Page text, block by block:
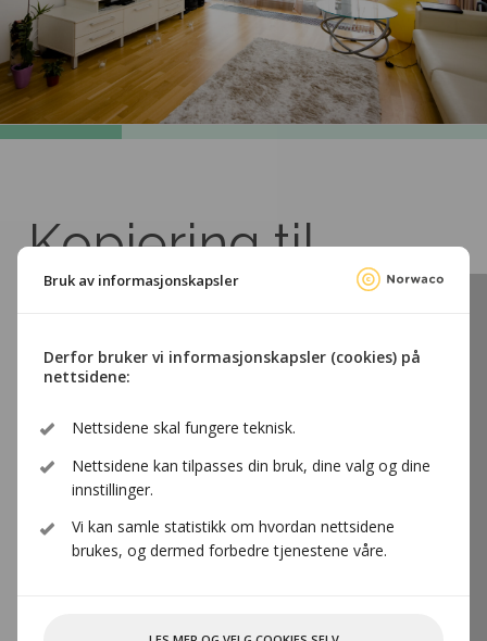
Bruk av informasjonskapsler
Derfor bruker vi informasjonskapsler (cookies) på
nettsidene:
Nettsidene skal fungere teknisk.
Nettsidene kan tilpasses din bruk, dine valg og dine
innstillinger.
Vi kan samle statistikk om hvordan nettsidene
brukes, og dermed forbedre tjenestene våre.
Kopiering til
privat bruk
Kultur er til for å deles
Som privatperson kan du kopiere åndsverk
og annet beskyttet materiale som f.eks.
musikk, film, TV-innhold, lydbøker, tekst og
visuelle verk gratis og dele med nære venner
og familie. Denne retten er fastsatt i